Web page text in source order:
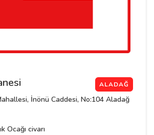
ALADAĞ
İnönü Caddesi, No:104 Aladağ
Ocağı civarı